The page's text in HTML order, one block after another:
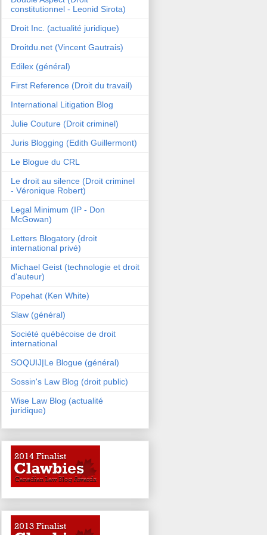
constitutionnel - Leonid Sirota)
Droit Inc. (actualité juridique)
Droitdu.net (Vincent Gautrais)
Edilex (général)
First Reference (Droit du travail)
International Litigation Blog
Julie Couture (Droit criminel)
Juris Blogging (Edith Guillermont)
Le Blogue du CRL
Le droit au silence (Droit criminel
- Véronique Robert)
Legal Minimum (IP - Don
McGowan)
Letters Blogatory (droit
international privé)
Michael Geist (technologie et droit
d'auteur)
Popehat (Ken White)
Slaw (général)
Société québécoise de droit
international
SOQUIJ|Le Blogue (général)
Sossin's Law Blog (droit public)
Wise Law Blog (actualité
juridique)